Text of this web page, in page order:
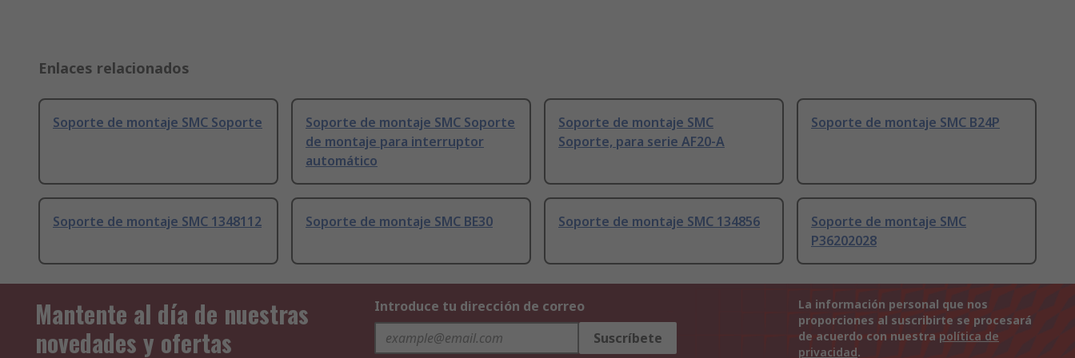
Enlaces relacionados
Soporte de montaje SMC Soporte
Soporte de montaje SMC Soporte
de montaje para interruptor
automático
Soporte de montaje SMC
Soporte, para serie AF20-A
Soporte de montaje SMC B24P
Soporte de montaje SMC 1348112 Soporte de montaje SMC BE30 Soporte de montaje SMC 134856
Soporte de montaje SMC
P36202028
Mantente al día de nuestras
novedades y ofertas
Introduce tu dirección de correo
Suscríbete
La información personal que nos
proporciones al suscribirte se procesará
de acuerdo con nuestra política de
privacidad.